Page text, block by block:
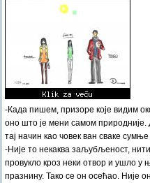
-Када пишем, призоре које видим
оно што је мени самом
тај начин као човек ван сваке
-Није то некаква заљубљеност,
провукло кроз неки отвор и ушло у
празнину. Тако се он осећао. Није